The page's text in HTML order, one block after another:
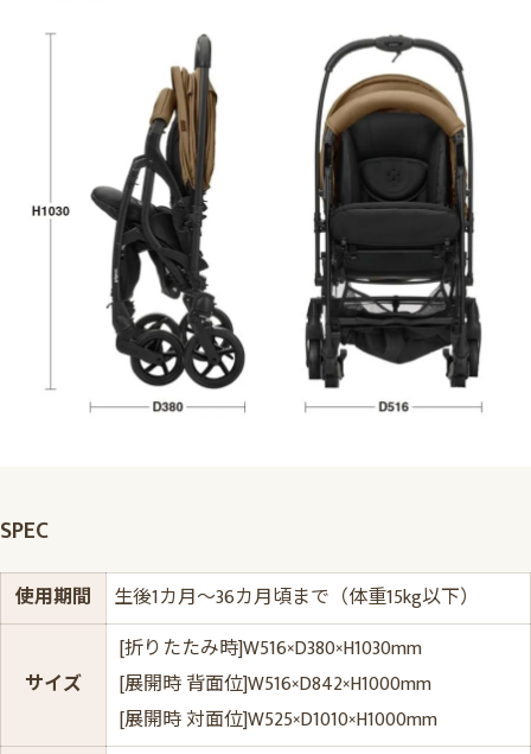
SPEC
使用期間 生後1カ月～36カ月頃まで（体重15kg以下）
サイズ
[折りたたみ時]W516×D380×H1030mm
[展開時 背面位]W516×D842×H1000mm
[展開時 対面位]W525×D1010×H1000mm